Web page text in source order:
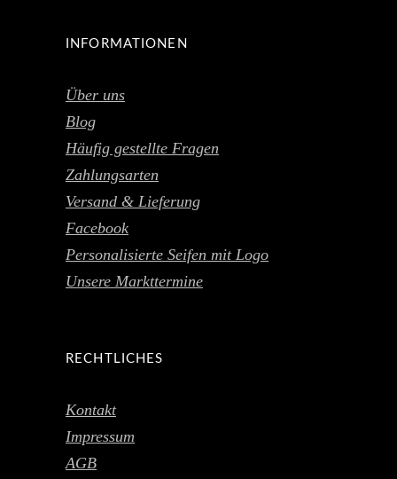
INFORMATIONEN
Über uns
Blog
Häufig gestellte Fragen
Zahlungsarten
Versand & Lieferung
Facebook
Personalisierte Seifen mit Logo
Unsere Markttermine
RECHTLICHES
Kontakt
Impressum
AGB